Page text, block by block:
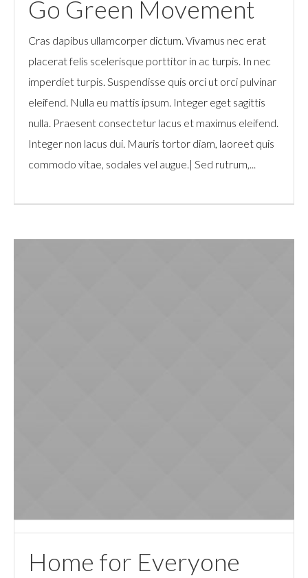
Go Green Movement
Cras dapibus ullamcorper dictum. Vivamus nec erat
placerat felis scelerisque porttitor in ac turpis. In nec
imperdiet turpis. Suspendisse quis orci ut orci pulvinar
eleifend. Nulla eu mattis ipsum. Integer eget sagittis
nulla. Praesent consectetur lacus et maximus eleifend.
Integer non lacus dui. Mauris tortor diam, laoreet quis
commodo vitae, sodales vel augue.| Sed rutrum,...
Home for Everyone